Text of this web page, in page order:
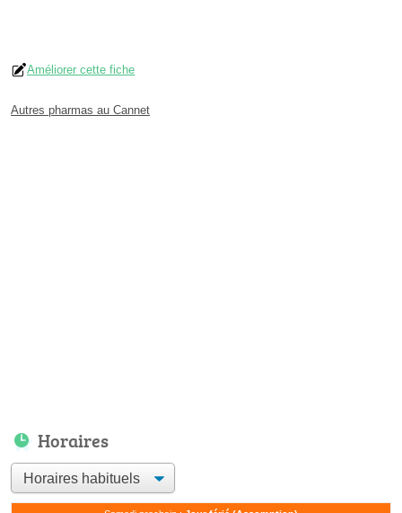
Améliorer cette fiche
Autres pharmas au Cannet
Horaires